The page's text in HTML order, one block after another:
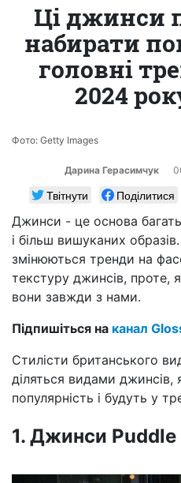
Ці джинси
набирати
головні
2024
Фото: Getty Images
Дарина Герасимчук
Твітнути Поділитися
Джинси - це основа
і більш вишуканих
змінюються тренди на
текстуру джинсів, проте,
вони завжди з нами.
Підпишіться на канал
Стилісти британського
діляться видами джинсів,
популярність і будуть у
1. Джинси Puddle